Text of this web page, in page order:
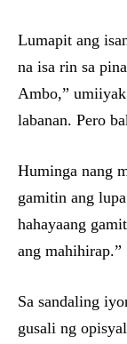
Lumapit ang
na isa rin sa
Ambo,”
labanan. Pero
Huminga nang
gamitin ang
hahayaang
ang mahihirap.”
Sa sandaling
gusali ng